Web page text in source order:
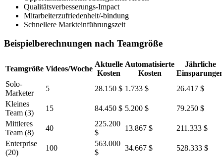
Qualitätsverbesserungs-Impact
Mitarbeiterzufriedenheit/-bindung
Schnellere Markteinführungszeit
Beispielberechnungen nach Teamgröße
Teamgröße Videos/Woche
Aktuelle
Kosten
Automatisierte
Kosten
Jährliche
Solo-
Marketer
5 28.150 $ 1.733 $
26.417 $
Kleines
Team (3)
15 84.450 $ 5.200 $
79.250 $
Mittleres
Team (8)
40
225.200
$
13.867 $
211.333 $
Enterprise
(20)
100
563.000
$
34.667 $ 528.333 $